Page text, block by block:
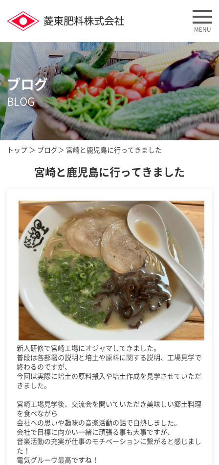
MENU
ブログ
BLOG
トップ ＞ ブログ＞ 宮崎と鹿児島に行ってきました
宮崎と鹿児島に行ってきました
新人研修で宮崎工場にオジャマしてきました。
普段は各部署の説明と培土や原料に関する説明、工場見学で
終わるのですが、
今回は実際に培土の原料搬入や培土作成を見学させていただ
きました。
宮崎工場見学後、交流会を開いていただき美味しい郷土料理
を食べながら
会社への思いや趣味の音楽活動の話で白熱しました。
会社で目標に向かい一緒に頑張る事も大事ですが、
音楽活動の充実が仕事のモチベーションに繋がると感じまし
た！
電気グルーヴ最高ですね！